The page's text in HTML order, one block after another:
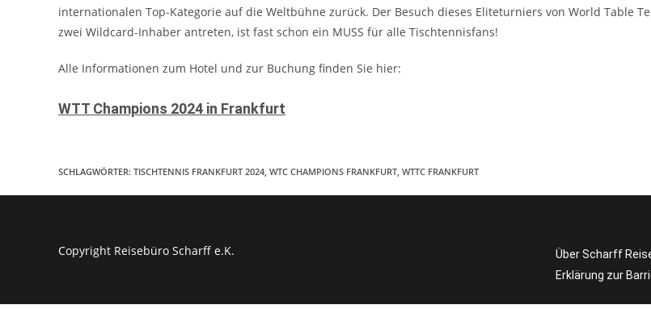
internationalen Top-Kategorie auf die Weltbühne zurück. Der Besuch dieses Eliteturniers von World Table
zwei Wildcard-Inhaber antreten, ist fast schon ein MUSS für alle Tischtennisfans!
Alle Informationen zum Hotel und zur Buchung finden Sie hier:
WTT Champions 2024 in Frankfurt
SCHLAGWÖRTER: TISCHTENNIS FRANKFURT 2024 WTC CHAMPIONS FRANKFURT WTTC FRANKFURT
Über Scharff
Erklärung zur
Copyright Reisebüro Scharff e.K.